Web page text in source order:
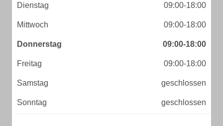
Dienstag 09:00-18:00
Mittwoch 09:00-18:00
Donnerstag 09:00-18:00
Freitag 09:00-18:00
Samstag geschlossen
Sonntag geschlossen